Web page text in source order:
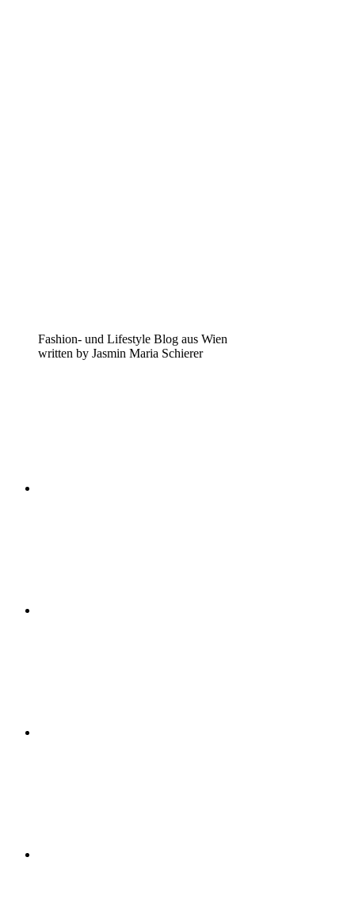
Fashion- und Lifestyle Blog aus Wien
written by Jasmin Maria Schierer